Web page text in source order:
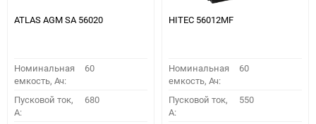
ATLAS AGM SA 56020
Номинальная
емкость, Ач:
60
Пусковой ток,
A:
680
HITEC 56012MF
Номинальная
емкость, Ач:
60
Пусковой ток,
A:
550